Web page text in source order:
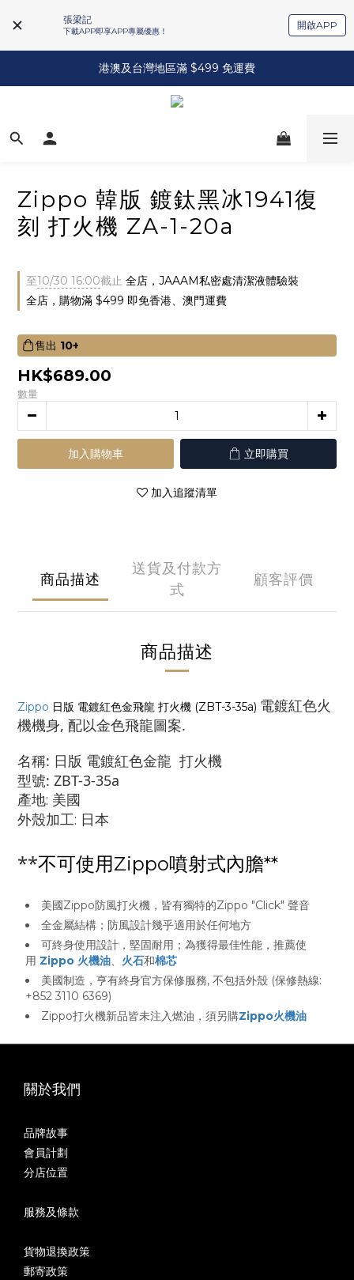
張梁記
下載APP即享APP專屬優惠！
開啟APP
港澳及台灣地區滿 $499 免運費
Zippo 韓版 鍍鈦黑冰1941復
刻 打火機 ZA-1-20a
至10/30 16:00截止 全店，JAAAM私密處清潔液體驗裝
全店，購物滿 $499 即免香港、澳門運費
售出 10+
HK$689.00
數量
加入購物車 立即購買
加入追蹤清單
商品描述
送貨及付款方
式
顧客評價
商品描述
Zippo 日版 電鍍紅色金飛龍 打火機 (ZBT-3-35a) 電鍍紅色火
機機身, 配以金色飛龍圖案.
名稱: 日版 電鍍紅色金龍 打火機
型號: ZBT-3-35a
產地: 美國
外殼加工: 日本
**不可使用Zippo噴射式內膽**
美國Zippo防風打火機，皆有獨特的Zippo "Click" 聲音
全金屬結構；防風設計幾乎適用於任何地方
可終身使用設計，堅固耐用；為獲得最佳性能，推薦使
用 Zippo 火機油、 火石和棉芯
美國制造，亨有終身官方保修服務, 不包括外殼 (保修熱線:
+852 3110 6369)
Zippo打火機新品皆未注入燃油，須另購Zippo火機油
關於我們
品牌故事
會員計劃
分店位置
服務及條款
貨物退換政策
郵寄政策